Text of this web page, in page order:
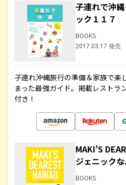
子連れで沖
ック１１７
BOOKS
2017.03.17 発売
子連れ沖縄旅行の準備＆家族で楽
まった最強ガイド。掲載レストラ
付き！
MAKI'S
ジェニック
BOOKS